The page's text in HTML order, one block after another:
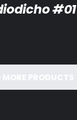
#01